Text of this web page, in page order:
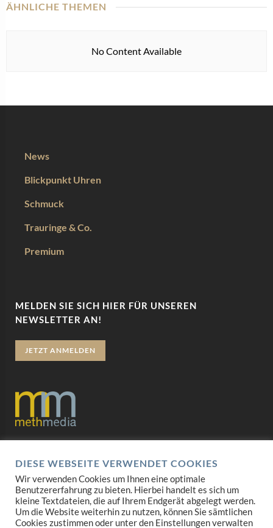
ÄHNLICHE THEMEN
No Content Available
News
Blickpunkt Uhren
Schmuck
Trauringe & Co.
Premium
MELDEN SIE SICH HIER FÜR UNSEREN
NEWSLETTER AN!
JETZT ANMELDEN
Impressum
AGB
Mediadaten
DIESE WEBSEITE VERWENDET COOKIES
Wir verwenden Cookies um Ihnen eine optimale
Benutzererfahrung zu bieten. Hierbei handelt es sich um
kleine Textdateien, die auf Ihrem Endgerät abgelegt werden.
Um die Website weiterhin zu nutzen, können Sie sämtlichen
Cookies zustimmen oder unter den Einstellungen verwalten